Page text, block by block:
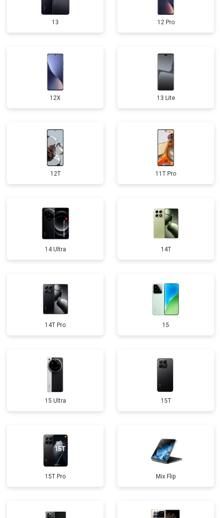
13 12 Pro
12X 13 Lite
12T 11T Pro
14 Ultra 14T
14T Pro 15
15 Ultra 15T
15T Pro Mix Flip